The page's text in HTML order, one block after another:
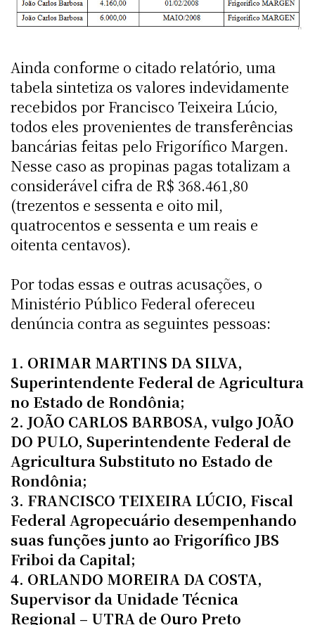
Ainda conforme o citado relatório, uma
tabela sintetiza os valores indevidamente
recebidos por Francisco Teixeira Lúcio,
todos eles provenientes de transferências
bancárias feitas pelo Frigorífico Margen.
Nesse caso as propinas pagas totalizam a
considerável cifra de R$ 368.461,80
(trezentos e sessenta e oito mil,
quatrocentos e sessenta e um reais e
oitenta centavos).
Por todas essas e outras acusações, o
Ministério Público Federal ofereceu
denúncia contra as seguintes pessoas:
1. ORIMAR MARTINS DA SILVA,
Superintendente Federal de Agricultura
no Estado de Rondônia;
2. JOÃO CARLOS BARBOSA, vulgo JOÃO
DO PULO, Superintendente Federal de
Agricultura Substituto no Estado de
Rondônia;
3. FRANCISCO TEIXEIRA LÚCIO, Fiscal
Federal Agropecuário desempenhando
suas funções junto ao Frigorífico JBS
Friboi da Capital;
4. ORLANDO MOREIRA DA COSTA,
Supervisor da Unidade Técnica
Regional – UTRA de Ouro Preto